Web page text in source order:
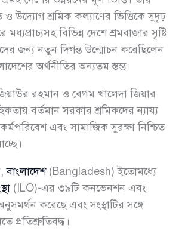
ও উদ্যোগ শ্রমিক কল্যাণের ভিত্তিকে সুদৃঢ়
বিভিন্ন দেশে শ্রমবাজার সৃষ্টি
জন্য নতুন দিগন্ত উন্মোচন করেছিলেন
অর্থনীতির অন্যতম স্তম্ভ।
জিয়াউর রহমান ও বেগম খালেদা জিয়ার
বর্তমান সরকার শ্রমিকদের ন্যায্য
এবং সামাজিক সুরক্ষা নিশ্চিত
বাংলাদেশ(Bangladesh) ইতোমধ্যে
(ILO)-এর ৩৯টি কনভেনশন এবং
করেছে এবং সংস্থাটির সঙ্গে
প্রতিশ্রুতিবদ্ধ।